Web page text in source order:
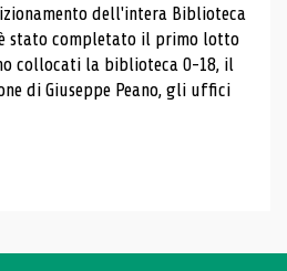
dell'intera Biblioteca
stato completato il primo lotto
collocati la biblioteca 0-18, il
di Giuseppe Peano, gli uffici